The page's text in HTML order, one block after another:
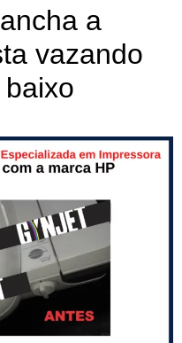
a
vazando